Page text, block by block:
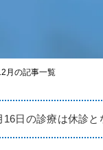
月の記事一覧
16日の診療は休診と